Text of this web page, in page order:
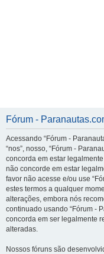
Fórum -
Acessando “Fórum -
“nos”, nosso, “Fórum -
concorda em estar
não concorde em estar
favor não acesse e/ou use
estes termos a qualquer
alterações, embora nós
continuado usando “Fórum -
concorda em ser legalmente
alteradas.
Nossos fóruns são